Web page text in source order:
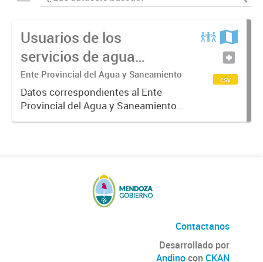
Usuarios de los
servicios de agua
potable y cloacas
Ente Provincial del Agua y Saneamiento
Datos correspondientes al Ente
Provincial del Agua y Saneamiento
de Mendoza sobre las cuentas que
csv
Contactanos
Desarrollado por
Andinocon CKAN